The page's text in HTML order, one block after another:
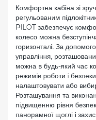
Комфортна кабіна зі
регульованим
PILOT забезпечує
колесо можна
горизонталі. За
управління,
можна в будь-який час
режимів роботи і
налаштовувати або
Розташування та
підвищенню рівня
панорамної щоглі і